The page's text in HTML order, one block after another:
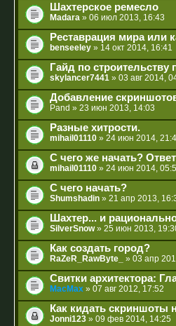
Шахтерское ремесло
Madara » 06 июл 2013, 16:43
Реставрация мира или
benseeley » 14 окт 2014, 16:41
Гайд по строительству
skylancer7441 » 03 авг 2014,
Добавление
Pand » 23 июн 2013, 14:03
Разные хитрости.
mihail01110 » 24 июн 2014,
С чего же начать? Ответ
mihail01110 » 24 июн 2014,
С чего начать?
Shumshadin » 21 апр 2013,
Шахтер... и
SilverSnow» 25 июн 2013,
Как создать город?
RaZeR_RawByte_ » 03 апр
Свитки архитектора:
MacMax » 07 авг 2012, 17:52
Как кидать скриншоты
Jonni123 » 09 фев 2014, 14:25